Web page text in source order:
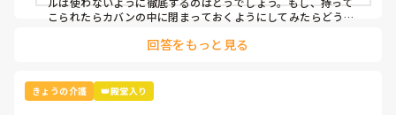
こられたらカバンの中に閉まっておくようにしてみたらどうで
回答をもっと見る
きょうの介護 👑殿堂入り